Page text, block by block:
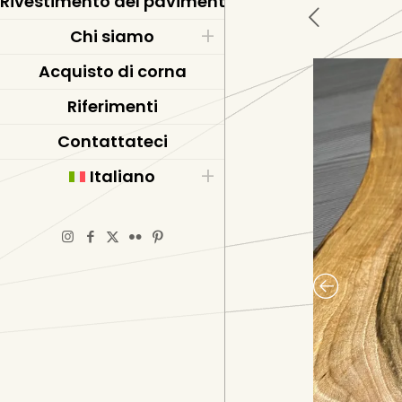
Chi siamo
Acquisto di corna
Riferimenti
Contattateci
Italiano